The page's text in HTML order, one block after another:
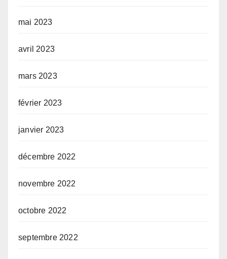
mai 2023
avril 2023
mars 2023
février 2023
janvier 2023
décembre 2022
novembre 2022
octobre 2022
septembre 2022